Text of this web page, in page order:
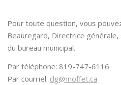
Pour toute question, vous
Beauregard, Directrice
du bureau municipal.
Par téléphone: 819-747-6116
Par courriel: dg@moffet.ca